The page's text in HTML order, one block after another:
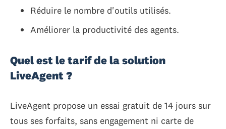
Réduire le nombre d'outils utilisés.
Améliorer la productivité des agents.
Quel est le tarif de la solution
LiveAgent ?
LiveAgent propose un essai gratuit de 14 jours sur
tous ses forfaits, sans engagement ni carte de